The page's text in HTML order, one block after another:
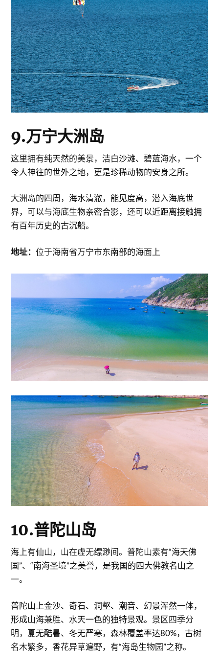
9.万宁大洲岛
这里拥有纯天然的美景，洁白沙滩、碧蓝海水，一个
令人神往的世外之地，更是珍稀动物的安身之所。
大洲岛的四周，海水清澈，能见度高，潜入海底世
界，可以与海底生物亲密合影，还可以近距离接触拥
有百年历史的古沉船。
地址：位于海南省万宁市东南部的海面上
10.普陀山岛
海上有仙山，山在虚无缥渺间。普陀山素有“海天佛
国”、“南海圣境”之美誉，是我国的四大佛教名山之
一。
普陀山上金沙、奇石、洞壑、潮音、幻景浑然一体，
形成山海兼胜、水天一色的独特景观。景区四季分
明，夏无酷暑、冬无严寒，森林覆盖率达80%，古树
名木繁多，香花异草遍野，有“海岛生物园”之称。